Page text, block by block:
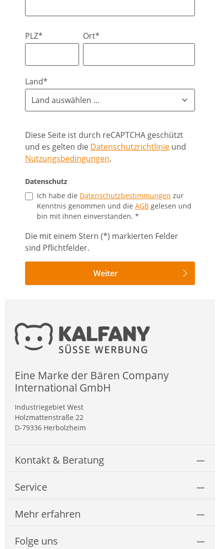
PLZ* Ort*
Land*
Diese Seite ist durch reCAPTCHA geschützt
und es gelten die Datenschutzrichtlinie und
Nutzungsbedingungen.
Datenschutz
Ich habe die Datenschutzbestimmungen zur
Kenntnis genommen und die AGB gelesen und
bin mit ihnen einverstanden. *
Die mit einem Stern (*) markierten Felder
sind Pflichtfelder.
Weiter
Eine Marke der Bären Company
International GmbH
Industriegebiet West
Holzmattenstraße 22
D-79336 Herbolzheim
Kontakt & Beratung
Service
Mehr erfahren
Folge uns